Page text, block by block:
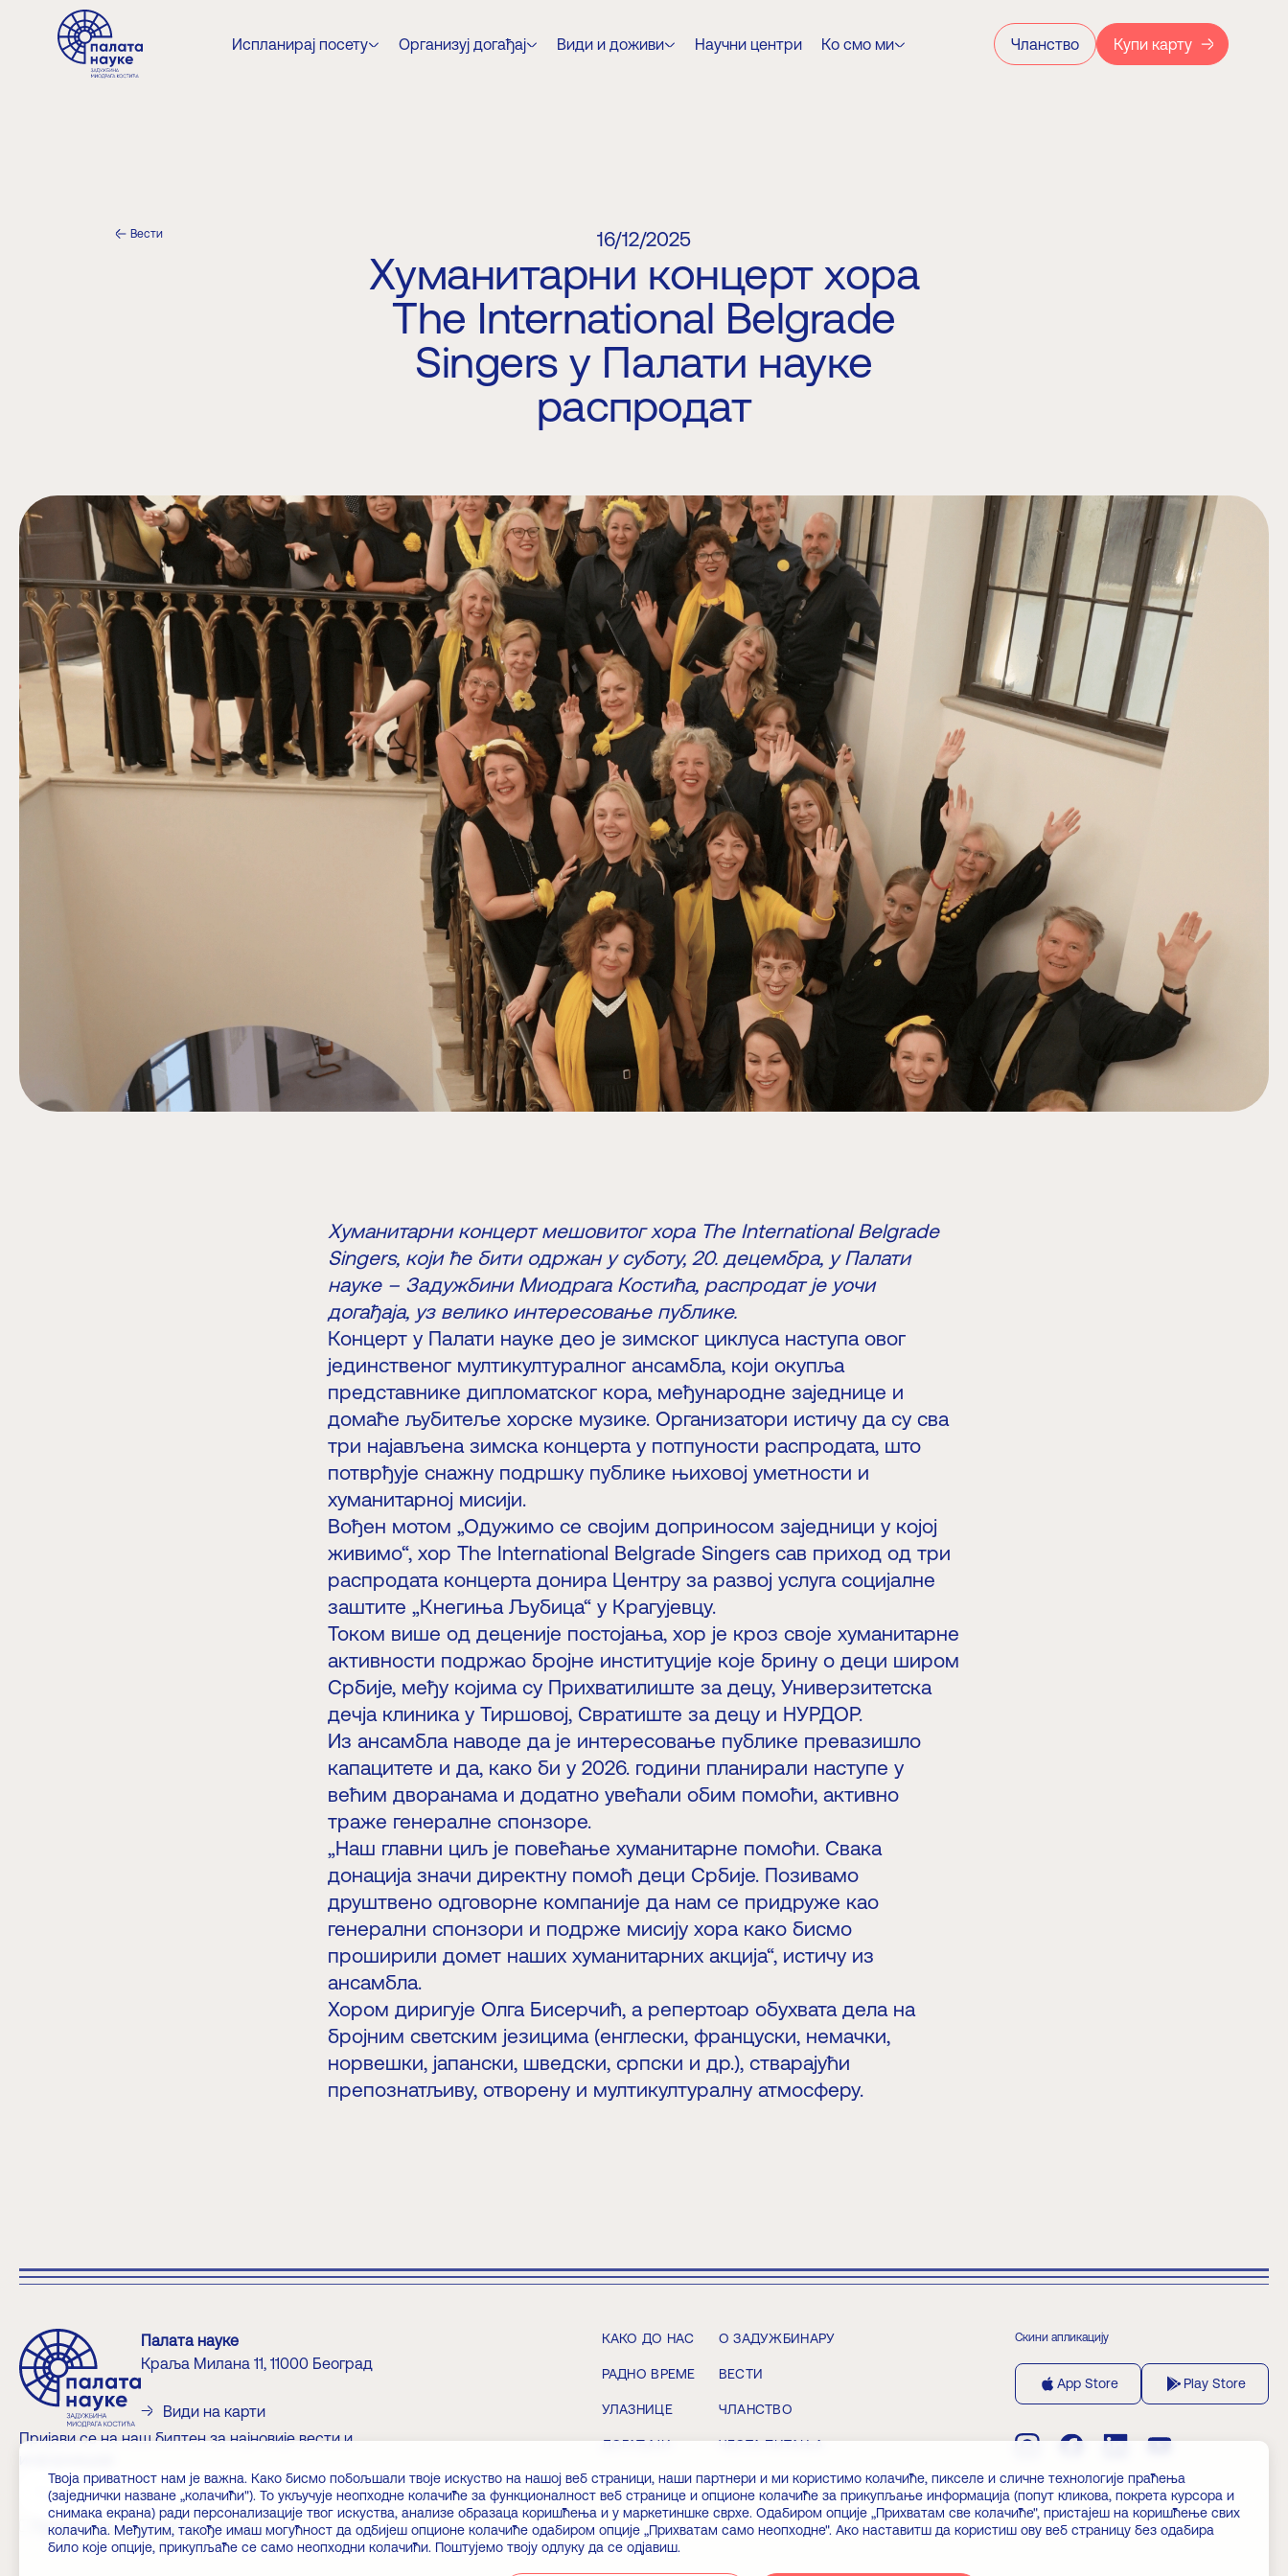
Испланирај посету Организуј догађај Види и доживи Научни центри Ко смо ми Чланство Купи карту
Вести 16/12/2025
Хуманитарни концерт хора
The International Belgrade
Singers у Палати науке
распродат
Хуманитарни концерт мешовитог хора The International Belgrade
Singers, који ће бити одржан у суботу, 20. децембра, у Палати
науке – Задужбини Миодрага Костића, распродат је уочи
догађаја, уз велико интересовање публике.
Концерт у Палати науке део је зимског циклуса наступа овог
јединственог мултикултуралног ансамбла, који окупља
представнике дипломатског кора, међународне заједнице и
домаће љубитеље хорске музике. Организатори истичу да су сва
три најављена зимска концерта у потпуности распродата, што
потврђује снажну подршку публике њиховој уметности и
хуманитарној мисији.
Вођен мотом „Одужимо се својим доприносом заједници у којој
живимо“, хор The International Belgrade Singers сав приход од три
распродата концерта донира Центру за развој услуга социјалне
заштите „Кнегиња Љубица“ у Крагујевцу.
Током више од деценије постојања, хор је кроз своје хуманитарне
активности подржао бројне институције које брину о деци широм
Србије, међу којима су Прихватилиште за децу, Универзитетска
дечја клиника у Тиршовој, Свратиште за децу и НУРДОР.
Из ансамбла наводе да је интересовање публике превазишло
капацитете и да, како би у 2026. години планирали наступе у
већим дворанама и додатно увећали обим помоћи, активно
траже генералне спонзоре.
„Наш главни циљ је повећање хуманитарне помоћи. Свака
донација значи директну помоћ деци Србије. Позивамо
друштвено одговорне компаније да нам се придруже као
генерални спонзори и подрже мисију хора како бисмо
проширили домет наших хуманитарних акција“, истичу из
ансамбла.
Хором диригује Олга Бисерчић, а репертоар обухвата дела на
бројним светским језицима (енглески, француски, немачки,
норвешки, јапански, шведски, српски и др.), стварајући
препознатљиву, отворену и мултикултуралну атмосферу.
Палата науке
Краља Милана 11, 11000 Београд
Види на карти
Пријави се на наш билтен за најновије вести и
Прихватам политику приватности
КАКО ДО НАС О ЗАДУЖБИНАРУ
РАДНО ВРЕМЕ ВЕСТИ
УЛАЗНИЦЕ ЧЛАНСТВО
ДОГАЂАЈИ ЧЕСТА ПИТАЊА
Скини апликацију
App Store Play Store
Твоја приватност нам је важна. Како бисмо побољшали твоје искуство на нашој веб страници, наши партнери и ми користимо колачиће, пикселе и сличне технологије праћења
(заједнички назване „колачићи"). То укључује неопходне колачиће за функционалност веб странице и опционе колачиће за прикупљање информација (попут кликова, покрета курсора и
снимака екрана) ради персонализације твог искуства, анализе образаца коришћења и у маркетиншке сврхе. Одабиром опције „Прихватам све колачиће", пристајеш на коришћење свих
колачића. Међутим, такође имаш могућност да одбијеш опционе колачиће одабиром опције „Прихватам само неопходне". Ако наставитш да користиш ову веб страницу без одабира
било које опције, прикупљаће се само неопходни колачићи. Поштујемо твоју одлуку да се одјавиш.